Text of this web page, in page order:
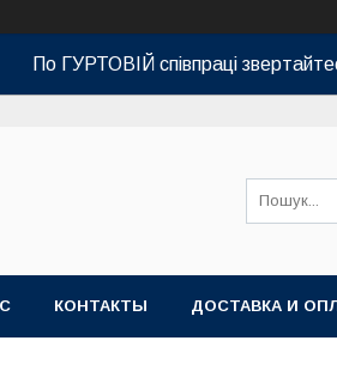
По ГУРТОВІЙ співпраці
КОНТАКТЫ ДОСТАВКА И